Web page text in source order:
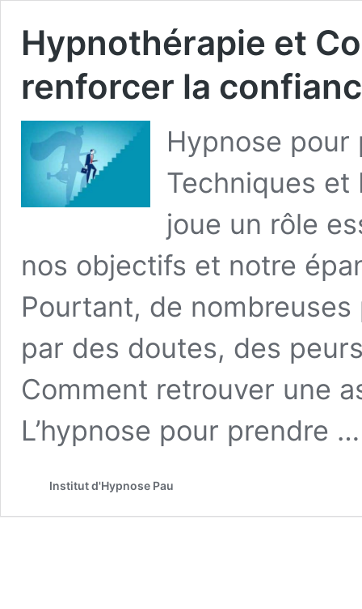
Hypnothérapie et
renforcer la
Hypnose pour
Techniques et
joue un rôle
nos objectifs et notre
Pourtant, de
par des doutes, des
Comment retrouver une
L’hypnose pour prendre
Institut d'Hypnose Pau